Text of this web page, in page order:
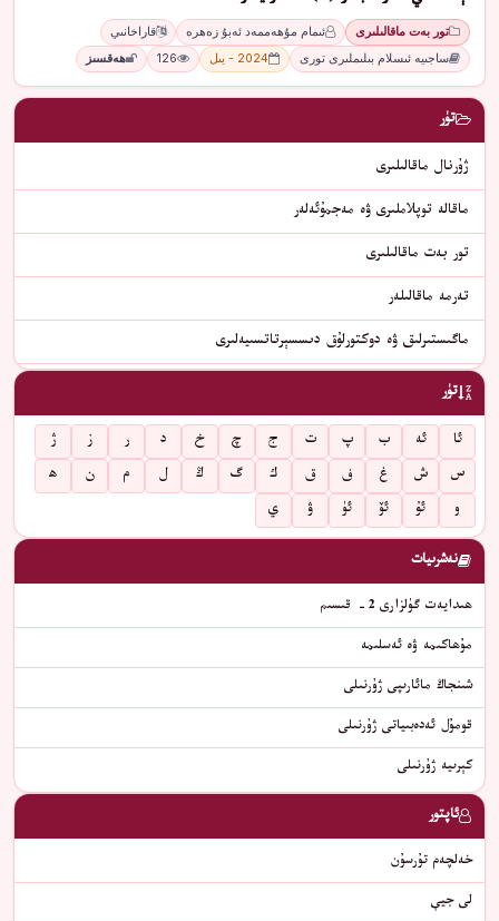
تور بەت ماقالىلىرى ئىمام مۇھەممەد ئەبۇ زەھرە
قاراخانىي
ساجىيە ئىسلام بىلىملىرى تورى
2024 - يىل 126 ھەقسىز
تۈر
ژۇرنال ماقالىلىرى
ماقالە توپلاملىرى ۋە مەجمۇئەلەر
تور بەت ماقالىلىرى
تەرمە ماقالىلەر
ماگىستىرلىق ۋە دوكتورلۇق دىسسېرتاتسىيەلىرى
تۈر
ئا ئە ب پ ت ج چ خ د ر ز
ژ
س
ش غ ف ق ك گ ڭ ل م ن
ھ
و
ئۇ ئۆ ئۈ ۋ ي
نەشرىيات
ھىدايەت گۈلزارى 2- قىسىم
مۇھاكىمە ۋە ئەسلىمە
شىنجاڭ مائارىپى ژۇرنىلى
قومۇل ئەدەبىياتى ژۇرنىلى
كېرىيە ژۇرنىلى
ئاپتور
خەلچەم تۇرسۇن
لى جيې